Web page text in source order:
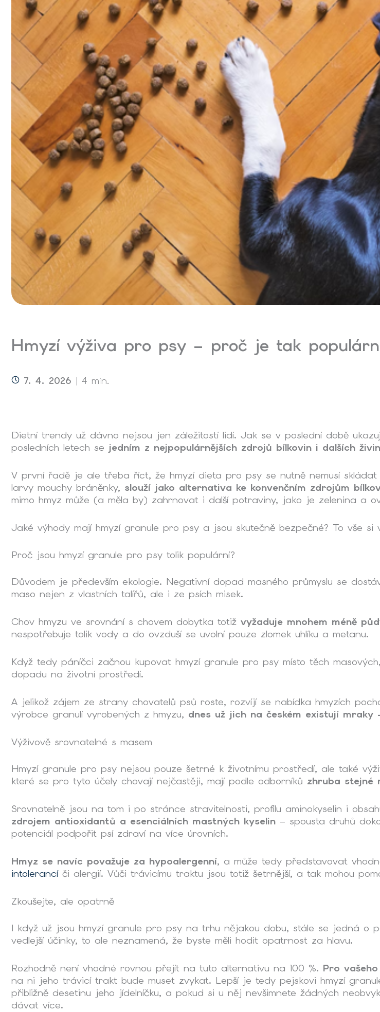
Hmyzí výživa pro psy – proč je tak
7. 4. 2026 | 4 min.
Dietní trendy už dávno nejsou jen záležitostí lidí. Jak se v poslední době
posledních letech se jedním z nejpopulárnějších zdrojů bílkovin i dalších
V první řadě je ale třeba říct, že hmyzí dieta pro psy se nutně nemusí
larvy mouchy bráněnky, slouží jako alternativa ke konvenčním zdrojům
mimo hmyz může (a měla by) zahrnovat i další potraviny, jako je zelenina a
Jaké výhody mají hmyzí granule pro psy a jsou skutečně bezpečné? To vše si
Proč jsou hmyzí granule pro psy tolik populární?
Důvodem je především ekologie. Negativní dopad masného průmyslu se
maso nejen z vlastních talířů, ale i ze psích misek.
Chov hmyzu ve srovnání s chovem dobytka totiž vyžaduje mnohem méně
nespotřebuje tolik vody a do ovzduší se uvolní pouze zlomek uhlíku a metanu.
Když tedy páníčci začnou kupovat hmyzí granule pro psy místo těch
dopadu na životní prostředí.
A jelikož zájem ze strany chovatelů psů roste, rozvíjí se nabídka hmyzích
výrobce granulí vyrobených z hmyzu, dnes už jich na českém existují
Výživově srovnatelné s masem
Hmyzí granule pro psy nejsou pouze šetrné k životnímu prostředí, ale také
které se pro tyto účely chovají nejčastěji, mají podle odborníků zhruba stejné
Srovnatelně jsou na tom i po stránce stravitelnosti, profilu aminokyselin i
zdrojem antioxidantů a esenciálních mastných kyselin – spousta druhů
potenciál podpořit psí zdraví na více úrovních.
Hmyz se navíc považuje za hypoalergenní, a může tedy představovat
intolerancíči alergií. Vůči trávicímu traktu jsou totiž šetrnější, a tak mohou
Zkoušejte, ale opatrně
I když už jsou hmyzí granule pro psy na trhu nějakou dobu, stále se jedná o
vedlejší účinky, to ale neznamená, že byste měli hodit opatrnost za hlavu.
Rozhodně není vhodné rovnou přejít na tuto alternativu na 100 %. Pro
na ni jeho trávicí trakt bude muset zvykat. Lepšíje tedy pejskovi hmyzí
přibližně desetinu jeho jídelníčku, a pokud si u něj nevšimnete žádných
dávat více.